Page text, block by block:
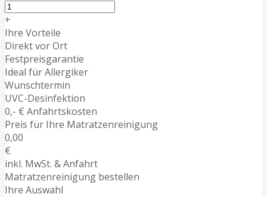
+
Ihre Vorteile
Direkt vor Ort
Festpreisgarantie
Ideal für Allergiker
Wunschtermin
UVC-Desinfektion
0,- € Anfahrtskosten
Preis für Ihre Matratzenreinigung
0,00
€
inkl. MwSt. & Anfahrt
Matratzenreinigung bestellen
Ihre Auswahl